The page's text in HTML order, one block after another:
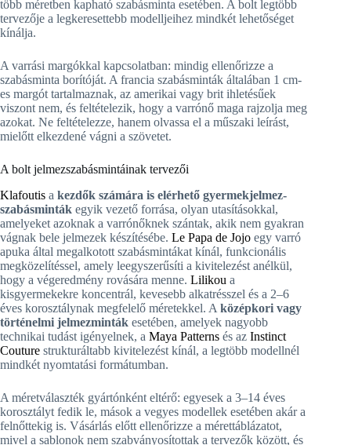
több méretben kapható szabásminta esetében. A bolt legtöbb
tervezője a legkeresettebb modelljeihez mindkét lehetőséget
kínálja.
A varrási margókkal kapcsolatban: mindig ellenőrizze a
szabásminta borítóját. A francia szabásminták általában 1 cm-
es margót tartalmaznak, az amerikai vagy brit ihletésűek
viszont nem, és feltételezik, hogy a varrónő maga rajzolja meg
azokat. Ne feltételezze, hanem olvassa el a műszaki leírást,
mielőtt elkezdené vágni a szövetet.
A bolt jelmezszabásmintáinak tervezői
Klafoutis a kezdők számára is elérhető gyermekjelmez-
szabásminták egyik vezető forrása, olyan utasításokkal,
amelyeket azoknak a varrónőknek szántak, akik nem gyakran
vágnak bele jelmezek készítésébe. Le Papa de Jojo egy varró
apuka által megalkotott szabásmintákat kínál, funkcionális
megközelítéssel, amely leegyszerűsíti a kivitelezést anélkül,
hogy a végeredmény rovására menne. Lilikou a
kisgyermekekre koncentrál, kevesebb alkatrésszel és a 2–6
éves korosztálynak megfelelő méretekkel. A középkori vagy
történelmi jelmezminták esetében, amelyek nagyobb
technikai tudást igényelnek, a Maya Patterns és az Instinct
Couture strukturáltabb kivitelezést kínál, a legtöbb modellnél
mindkét nyomtatási formátumban.
A méretválaszték gyártónként eltérő: egyesek a 3–14 éves
korosztályt fedik le, mások a vegyes modellek esetében akár a
felnőttekig is. Vásárlás előtt ellenőrizze a mérettáblázatot,
mivel a sablonok nem szabványosítottak a tervezők között, és